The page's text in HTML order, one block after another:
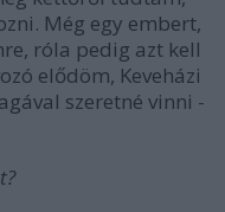
Még egy embert,
róla pedig azt kell
elődöm, Keveházi
szeretné vinni -